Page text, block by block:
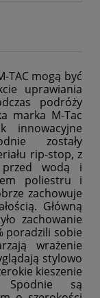
TAC mogą być
uprawiania
podróży
marka M-Tac
innowacyjne
zostały
rip-stop, z
przed wodą i
poliestru i
zachowuje
Główną
zachowanie
poradzili sobie
wrażenie
stylowo
kieszenie
Spodnie są